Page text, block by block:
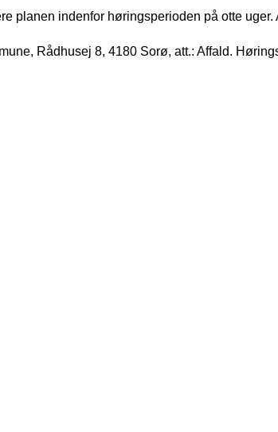
planen indenfor høringsperioden på otte
Rådhusej 8, 4180 Sorø, att.: Affald.